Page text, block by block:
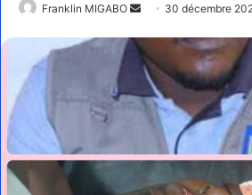
Franklin MIGABO
Envoyer
courriel
30 décembre